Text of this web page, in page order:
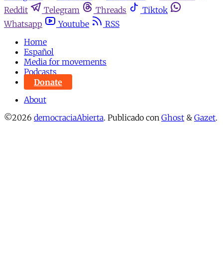
Reddit
Telegram Threads
Tiktok
Whatsapp
Youtube
RSS
Home
Español
Media for movements
Podcasts
Donate
About
©2026 democraciaAbierta. Publicado con Ghost & Gazet.